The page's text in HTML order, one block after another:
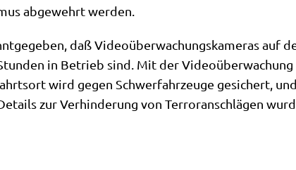
abge­wehrt werden.
daß Video­über­wa­chungs­ka­me­ras auf
in Betrieb sind. Mit der
wird gegen Schwer­fahr­zeu­ge gesi­chert,
zur Ver­hin­de­rung von Ter­ror­an­schlä­gen